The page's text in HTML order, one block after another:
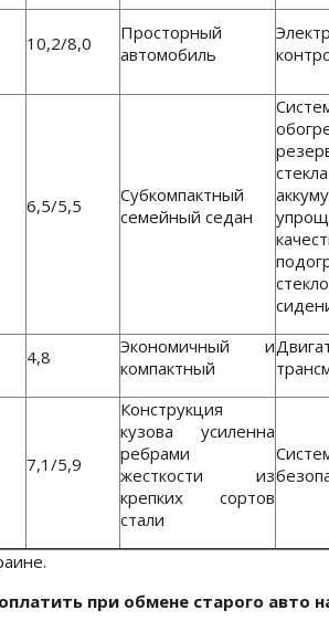
10,2/8,0
Просторный
автомобиль
6,5/5,5
Субкомпактный
семейный седан
4,8
Экономичный и
компактный
7,1/5,9
Конструкция
кузова усиленна
ребрами
жесткости из
крепких сортов
стали
при обмене старого авто